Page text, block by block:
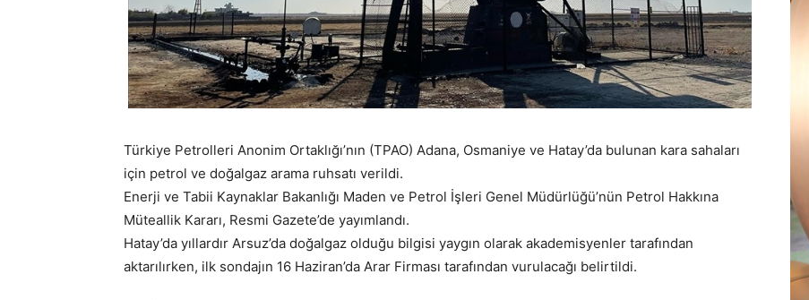
Türkiye Petrolleri Anonim Ortaklığı’nın (TPAO) Adana, Osmaniye ve Hatay’da bulunan kara sahaları
için petrol ve doğalgaz arama ruhsatı verildi.
Enerji ve Tabii Kaynaklar Bakanlığı Maden ve Petrol İşleri Genel Müdürlüğü’nün Petrol Hakkına
Müteallik Kararı, Resmi Gazete’de yayımlandı.
Hatay’da yıllardır Arsuz’da doğalgaz olduğu bilgisi yaygın olarak akademisyenler tarafından
aktarılırken, ilk sondajın 16 Haziran’da Arar Firması tarafından vurulacağı belirtildi.